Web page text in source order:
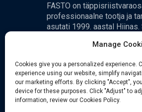
Ruudukujuliste
varjatud
miks neid
FASTO on
professionaalne tootja ja
asutati 1999. aastal Hiinas.
kvaliteedisertifikaadi.
Manage
Cookies give you a personalized experience.
experience using our website, simplify
our marketing efforts. By clicking "Accept",
device for these purposes. Click "Adjust" to
information, review our Cookies Policy.